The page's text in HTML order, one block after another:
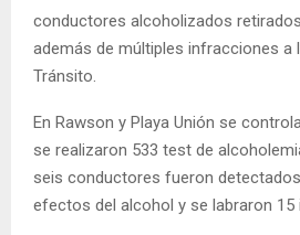
conductores alcoholizados
además de múltiples infracciones a
Tránsito.
En Rawson y Playa Unión se
se realizaron 533 test de
seis conductores fueron
efectos del alcohol y se labraron 15